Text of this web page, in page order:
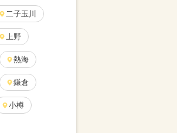
二子玉川
上野
熱海
鎌倉
小樽